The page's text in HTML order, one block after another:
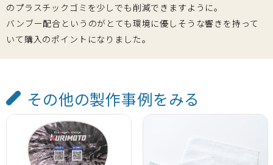
のプラスチックゴミを少しでも削減できますように。
バンブー配合というのがとても環境に優しそうな響きを持って
いて購入のポイントになりました。
その他の製作事例をみる